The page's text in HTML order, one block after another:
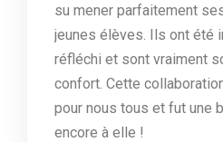
su mener parfaitement
jeunes élèves. Ils ont été
réfléchi et sont vraiment
confort. Cette
pour nous tous et fut une
encore à elle !